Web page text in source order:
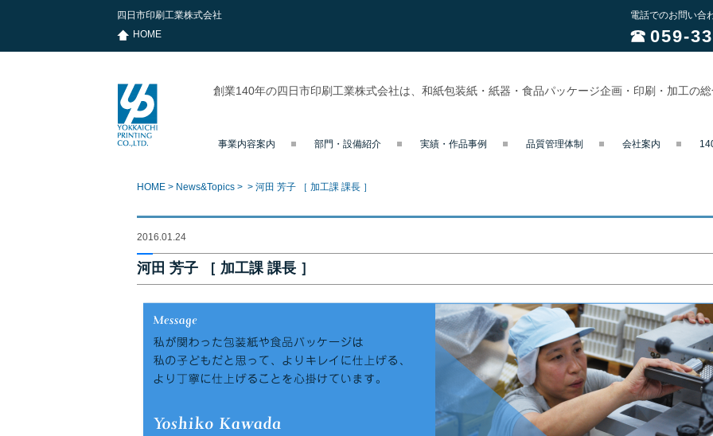
四日市印刷工業株式会社
HOME
電話でのお問い合
059-
創業140年の四日市印刷工業株式会社は、和紙包装紙・紙器・食品パッケージ企画・印刷・加工の
事業内容案内 部門・設備紹介 実績・作品事例 品質管理体制 会社案内
HOME > News&Topics > > 河田 芳子 ［ 加工課 課長 ］
2016.01.24
河田 芳子 ［ 加工課 課長 ］